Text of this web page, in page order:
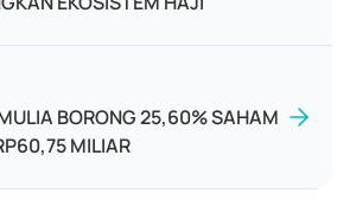
BORONG 25,60% SAHAM
MILIAR